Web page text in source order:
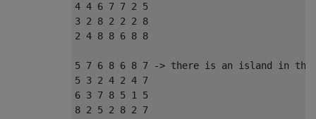
4 4 6 7 7 2 5
3 2 8 2 2 2 8
2 4 8 8 6 8 8
5 7 6 8 6 8 7 -> there is an island in
5 3 2 4 2 4 7
6 3 7 8 5 1 5
8 2 5 2 8 2 7